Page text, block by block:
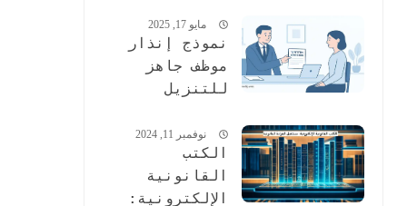
مايو 17, 2025
نموذج إنذار
موظف جاهز
للتنزيل
وتطبيقه
بفعالية
نوفمبر 11, 2024
الكتب
القانونية
الإلكترونية: